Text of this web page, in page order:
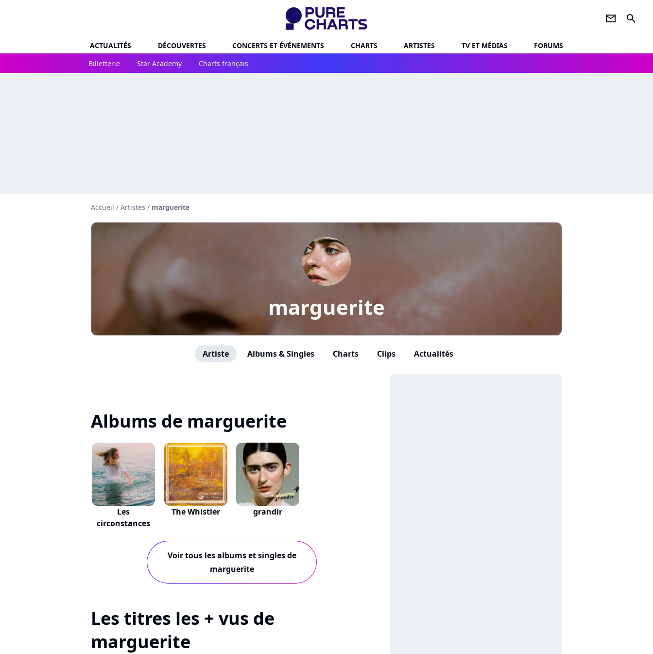
newsletter search
ACTUALITÉS DÉCOUVERTES CONCERTS ET ÉVÉNEMENTS CHARTS ARTISTES TV ET MÉDIAS
FORUMS
Billetterie
Star Academy Charts français
Accueil / Artistes / marguerite
marguerite
Artiste Albums & Singles Charts Clips Actualités
Albums de marguerite
Les
circonstances
The Whistler grandir
Voir tous les albums et singles de
marguerite
Les titres les + vus de
marguerite